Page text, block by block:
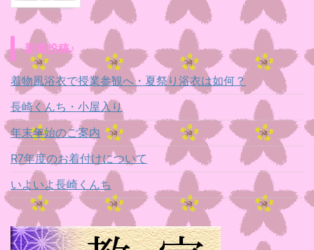
新着投稿♪
着物風浴衣で授業参観へ・夏祭り浴衣は如何？
長崎くんち・小屋入り
年末年始のご案内
R7年度のお着付けについて
いよいよ長崎くんち